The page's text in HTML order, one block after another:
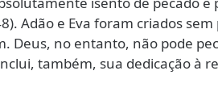
Adão e Eva foram criados sem
Deus, no entanto, não pode
também, sua dedicação à